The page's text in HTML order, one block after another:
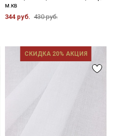
м.кв
344 руб. 430 руб.
СКИДКА 20% АКЦИЯ